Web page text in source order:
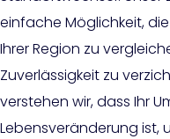
einfache Möglichkeit,
Ihrer Region zu
Zuverlässigkeit zu
verstehen wir, dass Ihr
Lebensveränderung ist,